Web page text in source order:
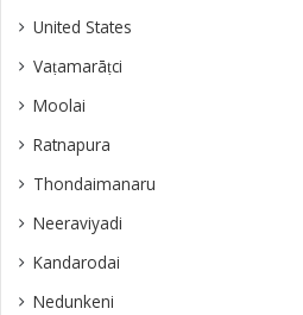
United States
Vaṭamarāṭci
Moolai
Ratnapura
Thondaimanaru
Neeraviyadi
Kandarodai
Nedunkeni